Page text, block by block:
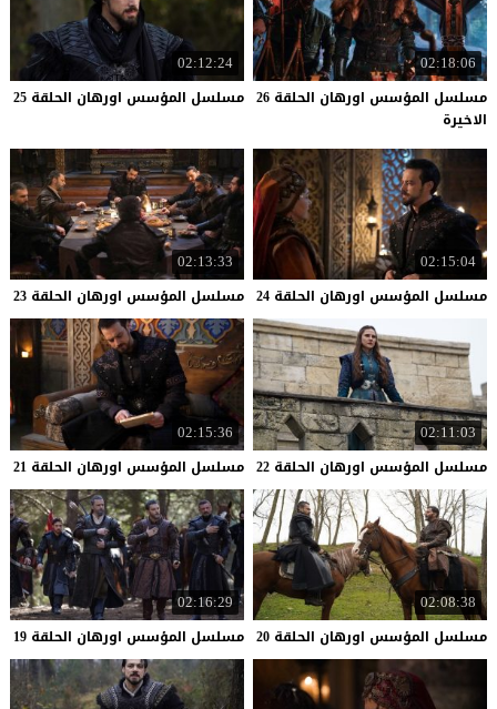
02:18:06
مسلسل المؤسس اورهان الحلقة 26
الاخيرة
02:12:24
مسلسل المؤسس اورهان الحلقة 25
02:15:04
مسلسل المؤسس اورهان الحلقة 24
02:13:33
مسلسل المؤسس اورهان الحلقة 23
02:11:03
مسلسل المؤسس اورهان الحلقة 22
02:15:36
مسلسل المؤسس اورهان الحلقة 21
02:08:38
مسلسل المؤسس اورهان الحلقة 20
02:16:29
مسلسل المؤسس اورهان الحلقة 19